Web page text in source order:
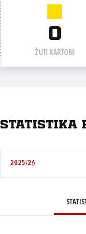
0
ŽUTI KARTONI
Statistika
2025/26